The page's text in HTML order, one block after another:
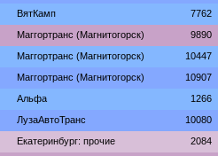
ВятКамп 7762
Маггортранс (Магнитогорск) 9890
Маггортранс (Магнитогорск) 10447
Маггортранс (Магнитогорск) 10907
Альфа 1266
ЛузаАвтоТранс 10080
Екатеринбург: прочие 2084